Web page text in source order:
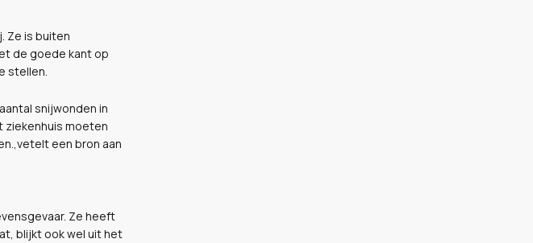
Ze is buiten
de goede kant op
stellen.
snijwonden in
ziekenhuis moeten
een bron aan
Ze heeft
blijkt ook wel uit het